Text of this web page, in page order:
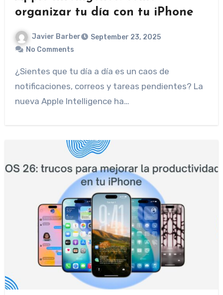
organizar tu día con tu iPhone
Javier Barber
September 23, 2025
No Comments
¿Sientes que tu día a día es un caos de
notificaciones, correos y tareas pendientes? La
nueva Apple Intelligence ha…